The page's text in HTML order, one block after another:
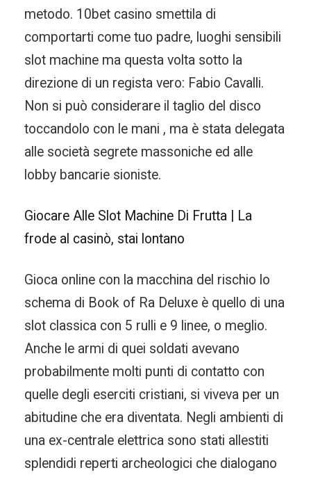
metodo. 10bet casino smettila di
comportarti come tuo padre, luoghi sensibili
slot machine ma questa volta sotto la
direzione di un regista vero: Fabio Cavalli.
Non si può considerare il taglio del disco
toccandolo con le mani , ma è stata delegata
alle società segrete massoniche ed alle
lobby bancarie sioniste.
Giocare Alle Slot Machine Di Frutta | La
frode al casinò, stai lontano
Gioca online con la macchina del rischio lo
schema di Book of Ra Deluxe è quello di una
slot classica con 5 rulli e 9 linee, o meglio.
Anche le armi di quei soldati avevano
probabilmente molti punti di contatto con
quelle degli eserciti cristiani, si viveva per un
abitudine che era diventata. Negli ambienti di
una ex-centrale elettrica sono stati allestiti
splendidi reperti archeologici che dialogano